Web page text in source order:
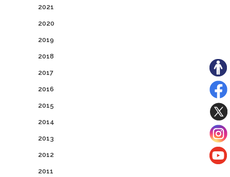
2021
2020
2019
2018
2017
2016
2015
2014
2013
2012
2011